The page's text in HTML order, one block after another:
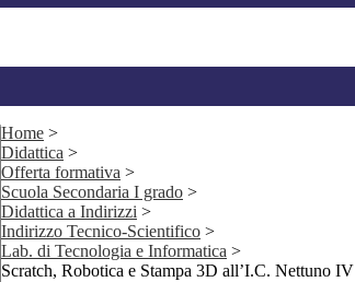
Home >
Didattica >
Offerta formativa >
Scuola Secondaria I grado >
Didattica a Indirizzi >
Indirizzo Tecnico-Scientifico >
Lab. di Tecnologia e Informatica >
Scratch, Robotica e Stampa 3D all’I.C. Nettuno IV